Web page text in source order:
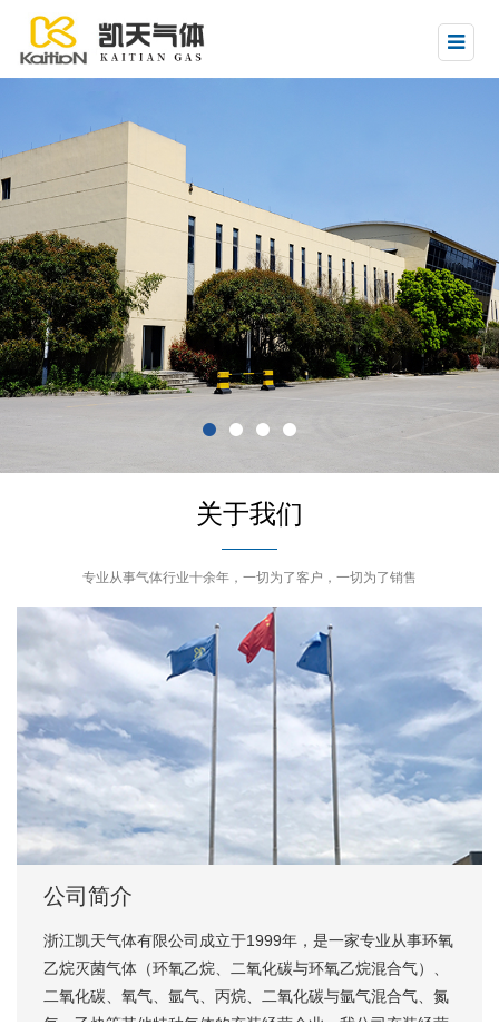
关于我们
专业从事气体行业十余年，一切为了客户，一切为了销售
公司简介
浙江凯天气体有限公司成立于1999年，是一家专业从事环氧
乙烷灭菌气体（环氧乙烷、二氧化碳与环氧乙烷混合气）、
二氧化碳、氧气、氩气、丙烷、二氧化碳与氩气混合气、氮